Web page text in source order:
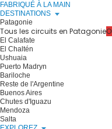
FABRIQUÉ À LA MAIN
DESTINATIONS
Patagonie
Tous les circuits en Patagonie
El Calafate
El Chaltén
Ushuaia
Puerto Madryn
Bariloche
Reste de l'Argentine
Buenos Aires
Chutes d'Iguazu
Mendoza
Salta